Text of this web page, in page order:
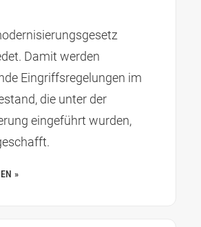
Damit werden
Eingriffsregelungen im
die unter der
eingeführt wurden,
»